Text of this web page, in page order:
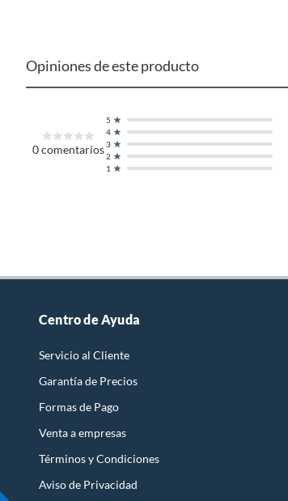
Opiniones de este producto
0comentarios
1
2
3
4
5
Centro de Ayuda
Servicio al Cliente
Garantía de Precios
Formas de Pago
Venta a empresas
Términos y Condiciones
Aviso de Privacidad